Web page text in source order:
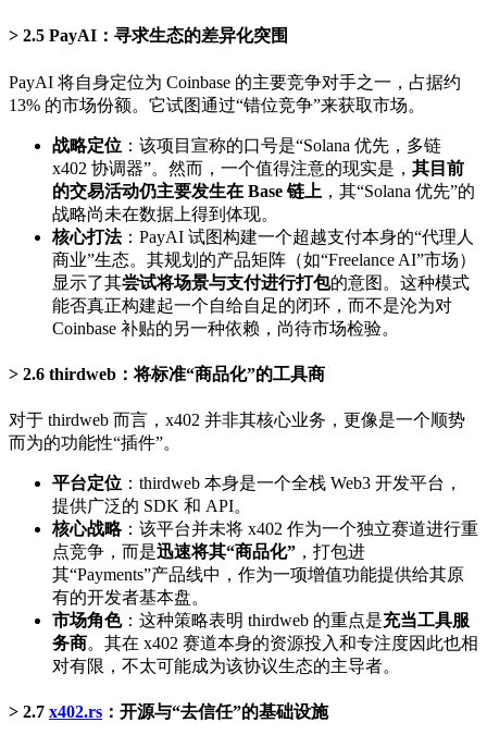
2.5 PayAI：寻求生态的差异化突围
PayAI 将自身定位为 Coinbase 的主要竞争对手之一，占据约
13% 的市场份额。它试图通过“错位竞争”来获取市场。
战略定位 ：该项目宣称的口号是“Solana 优先，多链
x402 协调器”。然而，一个值得注意的现实是， 其目前
的交易活动仍主要发生在 Base 链上 ，其“Solana 优先”的
战略尚未在数据上得到体现。
核心打法：PayAI 试图构建一个超越支付本身的“代理人
商业”生态。其规划的产品矩阵（如“Freelance AI”市场）
显示了其尝试将场景与支付进行打包的意图。这种模式
能否真正构建起一个自给自足的闭环，而不是沦为对
Coinbase 补贴的另一种依赖，尚待市场检验。
2.6 thirdweb：将标准“商品化”的工具商
对于 thirdweb 而言，x402 并非其核心业务，更像是一个顺势
而为的功能性“插件”。
平台定位 ：thirdweb 本身是一个全栈 Web3 开发平台，
提供广泛的 SDK 和 API。
核心战略：该平台并未将 x402 作为一个独立赛道进行重
点竞争，而是迅速将其“商品化” ，打包进
其“Payments”产品线中，作为一项增值功能提供给其原
有的开发者基本盘。
市场角色：这种策略表明 thirdweb 的重点是充当工具服
务商。其在 x402 赛道本身的资源投入和专注度因此也相
对有限，不太可能成为该协议生态的主导者。
2.7 x402.rs ：开源与“去信任”的基础设施